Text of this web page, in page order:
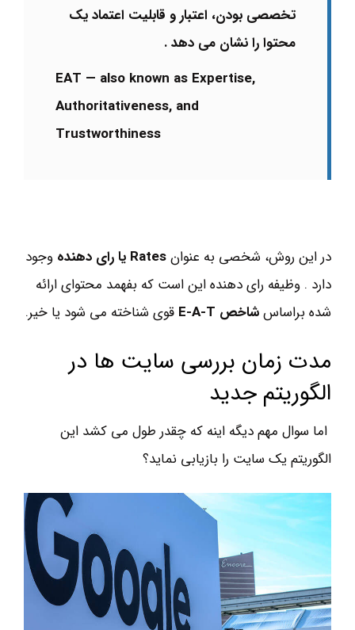
تخصصی بودن، اعتبار و قابلیت اعتماد یک
محتوا را نشان می دهد .
EAT — also known as Expertise,
Authoritativeness, and
Trustworthiness
در این روش، شخصی به عنوان
وجود
دارد . وظیفه رای دهنده این است که بفهمد محتوای ارائه
شده براساسشاخص E-A-T قوی شناخته می شود یا خیر.
مدت زمان بررسی سایت ها در
الگوریتم جدید
اما سوال مهم دیگه اینه که چقدر طول می کشد این
الگوریتم یک سایت را بازیابی نماید؟